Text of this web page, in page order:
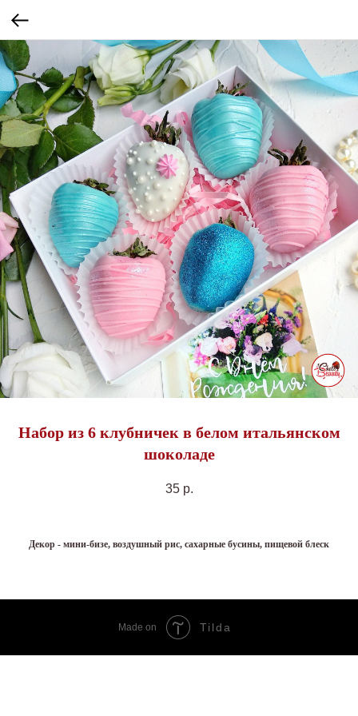
Набор из 6 клубничек в белом итальянском
шоколаде
35 р.
Декор - мини-бизе, воздушный рис, сахарные бусины, пищевой блеск
Made on Tilda